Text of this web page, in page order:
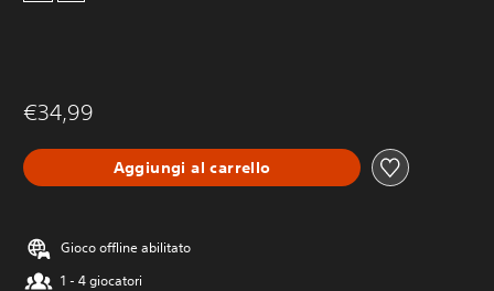
€34,99
Aggiungi al carrello
Gioco offline abilitato
1 - 4 giocatori